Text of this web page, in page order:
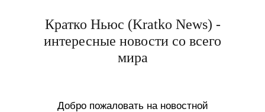
Кратко Ньюс (Kratko News) -
интересные новости со всего
мира
Добро пожаловать на новостной